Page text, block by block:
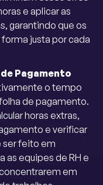
e aplicar as
garantindo que os
justa por cada
Pagamento
o tempo
de pagamento.
horas extras,
e verificar
feito em
as equipes de RH e
em